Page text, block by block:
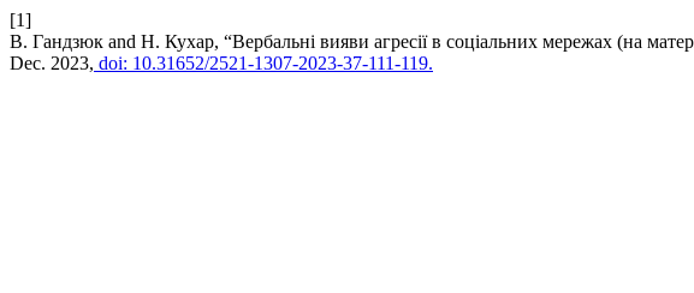
[1]
В. Гандзюк and Н. Кухар, “Вербальні вияви агресії в соціальних мережах (на
Dec. 2023, doi: 10.31652/2521-1307-2023-37-111-119.